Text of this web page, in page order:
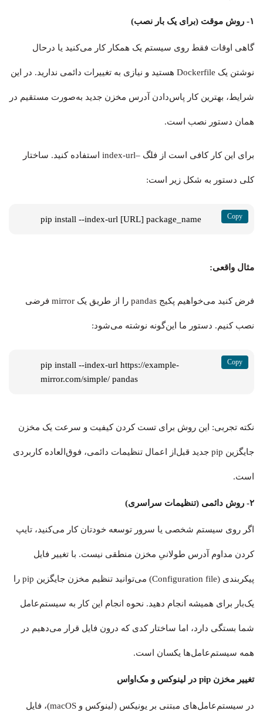
۱- روش موقت (برای یک بار نصب)
گاهی اوقات فقط روی سیستم یک همکار کار می‌کنید یا درحال
نوشتن یک Dockerfile هستید و نیازی به تغییرات دائمی ندارید. در این
شرایط، بهترین کار پاس‌دادن آدرس مخزن جدید به‌صورت مستقیم در
همان دستور نصب است.
برای این کار کافی است از فلگ –index-url استفاده کنید. ساختار
کلی دستور به شکل زیر است:
pip install --index-url [URL] package_name
مثال واقعی:
فرض کنید می‌خواهیم پکیج pandas را از طریق یک mirror فرضی
نصب کنیم. دستور ما این‌گونه نوشته می‌شود:
pip install --index-url https://example-
mirror.com/simple/ pandas
نکته تجربی: این روش برای تست کردن کیفیت و سرعت یک مخزن
جایگزین pip جدید قبل‌از اعمال تنظیمات دائمی، فوق‌العاده کاربردی
است.
۲- روش دائمی (تنظیمات سراسری)
اگر روی سیستم شخصی یا سرور توسعه خودتان کار می‌کنید، تایپ
کردن مداوم آدرس طولانیِ مخزن منطقی نیست. با تغییر فایل
پیکربندی (Configuration file) می‌توانید تنظیم مخزن جایگزین pip را
یک‌بار برای همیشه انجام دهید. نحوه انجام این کار به سیستم‌عامل
شما بستگی دارد، اما ساختار کدی که درون فایل قرار می‌دهیم در
همه سیستم‌عامل‌ها یکسان است.
تغییر مخزن pip در لینوکس و مک‌او‌اس
در سیستم‌عامل‌های مبتنی بر یونیکس (لینوکس و macOS)، فایل